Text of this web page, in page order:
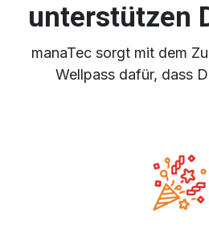
unterstützen
manaTec sorgt mit dem
Wellpass dafür, dass